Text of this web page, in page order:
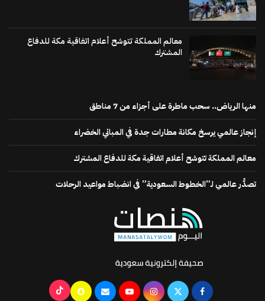
معالم المملكة تتوشح أعلام اتفاقية مكة للدفاع
المشترك
منها الرياض.. سحب ماطرة على أجزاء من 7 مناطق
إنجاز عالمي يرسخ مكانة مطارات جدة في المباني الخضراء
معالم المملكة تتوشح أعلام اتفاقية مكة للدفاع المشترك
تصدُّر عالمي لـ”الخطوط السعودية” في انضباط مواعيد الرحلات